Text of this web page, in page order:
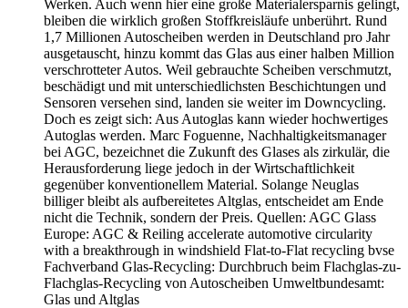
Werken. Auch wenn hier eine große Materialersparnis gelingt,
bleiben die wirklich großen Stoffkreisläufe unberührt. Rund
1,7 Millionen Autoscheiben werden in Deutschland pro Jahr
ausgetauscht, hinzu kommt das Glas aus einer halben Million
verschrotteter Autos. Weil gebrauchte Scheiben verschmutzt,
beschädigt und mit unterschiedlichsten Beschichtungen und
Sensoren versehen sind, landen sie weiter im Downcycling.
Doch es zeigt sich: Aus Autoglas kann wieder hochwertiges
Autoglas werden. Marc Foguenne, Nachhaltigkeitsmanager
bei AGC, bezeichnet die Zukunft des Glases als zirkulär, die
Herausforderung liege jedoch in der Wirtschaftlichkeit
gegenüber konventionellem Material. Solange Neuglas
billiger bleibt als aufbereitetes Altglas, entscheidet am Ende
nicht die Technik, sondern der Preis. Quellen: AGC Glass
Europe: AGC & Reiling accelerate automotive circularity
with a breakthrough in windshield Flat-to-Flat recycling bvse
Fachverband Glas-Recycling: Durchbruch beim Flachglas-zu-
Flachglas-Recycling von Autoscheiben Umweltbundesamt:
Glas und Altglas